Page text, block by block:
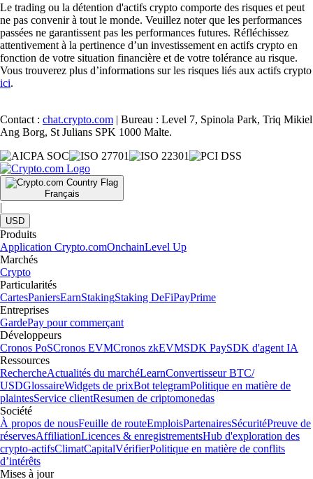
Le trading ou la détention d'actifs crypto comporte des risques et peut
ne pas convenir à tout le monde. Veuillez noter que les performances
passées ne garantissent pas les performances futures. Réfléchissez
attentivement à la pertinence d’un investissement en actifs crypto en
fonction de votre situation financière et de votre tolérance au risque.
Vous trouverez plus d’informations sur les risques liés aux actifs crypto
ici.
Contact : chat.crypto.com | Bureau : Level 7, Spinola Park, Triq Mikiel
Ang Borg, St Julians SPK 1000 Malte.
Français
|
USD
Produits
Application Crypto.comOnchainLevel Up
Marchés
Crypto
Particularités
CartesPaniersEarnStakingStaking DeFiPayPrime
Entreprises
GardePay pour commerçant
Développeurs
Cronos PoSCronos EVMCronos zkEVMSDK PaySDK d'agent IA
Ressources
RechercheActualités du marchéLearnConvertisseur BTC/
USDGlossaireWidgets de prixBot telegramPolitique en matière de
plaintesService clientResumen de criptomonedas
Société
À propos de nousFeuille de routeEmploisPartenairesSécuritéPreuve de
réservesAffiliationLicences & enregistrementsHub d'exploration des
crypto-actifsClimatCapitalVérifierPolitique en matière de conflits
d’intérêts
Mises à jour